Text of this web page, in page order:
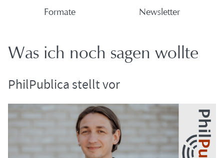
For­ma­te
News­let­ter
Was ich noch sagen woll­te
Phil­Pu­bli­ca stellt vor